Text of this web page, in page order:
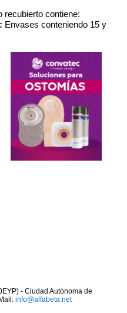
recubierto contiene:
Envases conteniendo 15 y
- Ciudad Autónoma de
info@alfabeta.net